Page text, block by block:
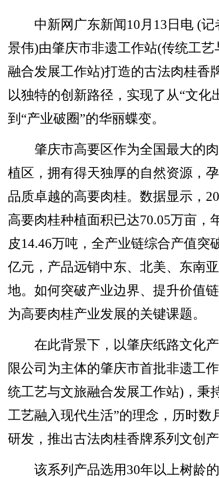
中新网广东新闻10月13日电 (记
景伟)由肇庆市非遗工作站(传统工艺
融合发展工作站)打造的古法肉桂香
以独特的创新路径，实现了从“文化
到“产业破圈”的华丽蝶变。
肇庆市高要区作为全国最大的
植区，拥有得天独厚的自然资源，
品质卓越的高要肉桂。数据显示，
高要肉桂种植面积已达70.05万亩，
皮14.46万吨，全产业链综合产值突
亿元，产品远销中东、北美、东南
地。如何突破产业边界、提升价值
为高要肉桂产业发展的关键课题。
在此背景下，以肇庆纸路文化
限公司为主体的肇庆市首批非遗工
统工艺与文旅融合发展工作站)，秉
工艺融入现代生活”的理念，历时数
研发，推出古法肉桂香牌系列文创
该系列产品选用30年以上树龄